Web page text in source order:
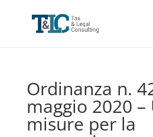
Ordinanza n.
maggio 2020
misure per la